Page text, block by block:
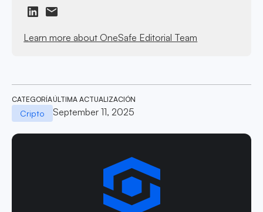
Learn more about OneSafe Editorial Team
CATEGORÍA
Cripto
ÚLTIMA ACTUALIZACIÓN
September 11, 2025